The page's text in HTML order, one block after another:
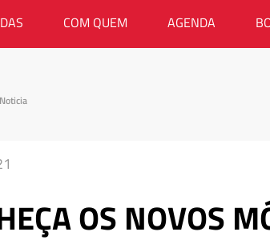
COM QUEM AGENDA
Noticia
OS NOVOS